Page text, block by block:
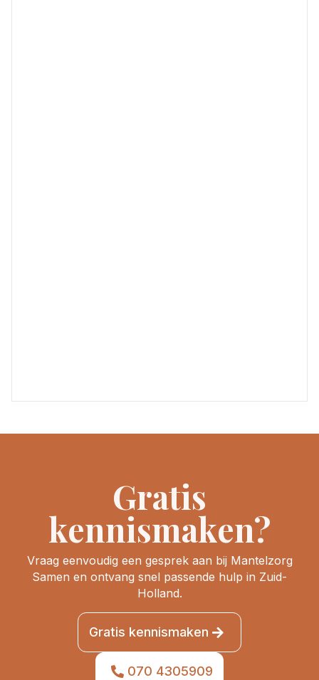
Gratis
kennismaken?
Vraag eenvoudig een gesprek aan bij Mantelzorg
Samen en ontvang snel passende hulp in Zuid-
Holland.
Gratis kennismaken
070 4305909